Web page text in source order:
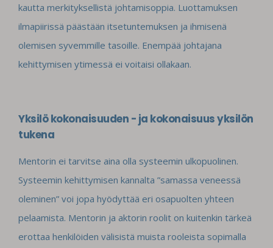
kautta merkityksellistä johtamisoppia. Luottamuksen
ilmapiirissä päästään itsetuntemuksen ja ihmisenä
olemisen syvemmille tasoille. Enempää johtajana
kehittymisen ytimessä ei voitaisi ollakaan.
Yksilö kokonaisuuden - ja kokonaisuus yksilön
tukena
Mentorin ei tarvitse aina olla systeemin ulkopuolinen.
Systeemin kehittymisen kannalta ”samassa veneessä
oleminen” voi jopa hyödyttää eri osapuolten yhteen
pelaamista. Mentorin ja aktorin roolit on kuitenkin tärkeä
erottaa henkilöiden välisistä muista rooleista sopimalla